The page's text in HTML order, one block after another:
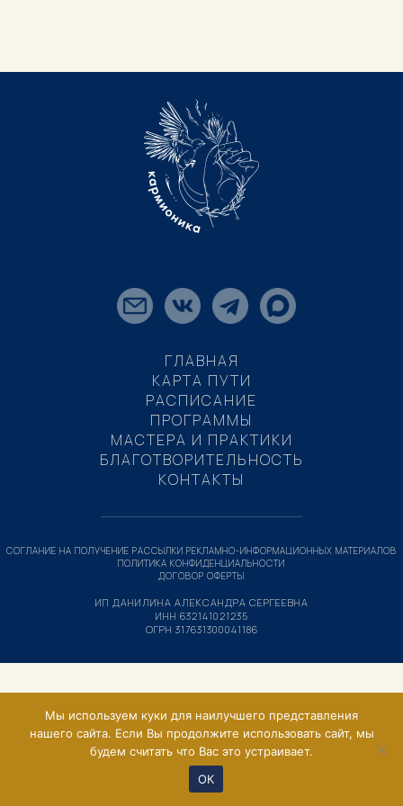
ГЛАВНАЯ
КАРТА ПУТИ
РАСПИСАНИЕ
ПРОГРАММЫ
МАСТЕРА И ПРАКТИКИ
БЛАГОТВОРИТЕЛЬНОСТЬ
КОНТАКТЫ
ИП ДАНИЛИНА АЛЕКСАНДРА СЕРГЕЕВНА
ИНН 632141021235
ОГРН 317631300041186
СОГЛАНИЕ НА ПОЛУЧЕНИЕ РАССЫЛКИ РЕКЛАМНО-ИНФОРМАЦИОННЫХ МАТЕРИАЛОВ
ПОЛИТИКА КОНФИДЕНЦИАЛЬНОСТИ
ДОГОВОР ОФЕРТЫ
Мы используем куки для наилучшего представления
нашего сайта. Если Вы продолжите использовать сайт, мы
будем считать что Вас это устраивает.
ОК